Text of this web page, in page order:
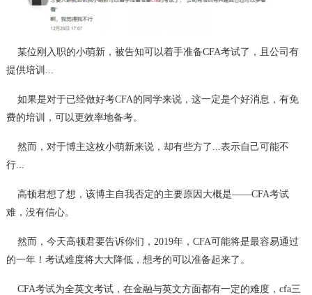
某位刚入职的小萌新，被告知可以着手准备CFA考试了，且公司有
提供培训...
如果是对于已经做好考CFA的同学来说，这一定是个好消息，有免
费的培训，可以更效率地备考。
然而，对于博主这枚小萌新来说，却有些方了...表示自己可能不
行...
高顿君想了想，该博主自我否定的主要原因大概是——CFA考试
难，没有信心。
然而，今天高顿君要告诉你们，2019年，CFA可能将是最容易通过
的一年！考试难度将大大降低，想考的可以准备起来了。
CFA考试为全英文考试，在金融与英文方面都有一定的难度，cfa三